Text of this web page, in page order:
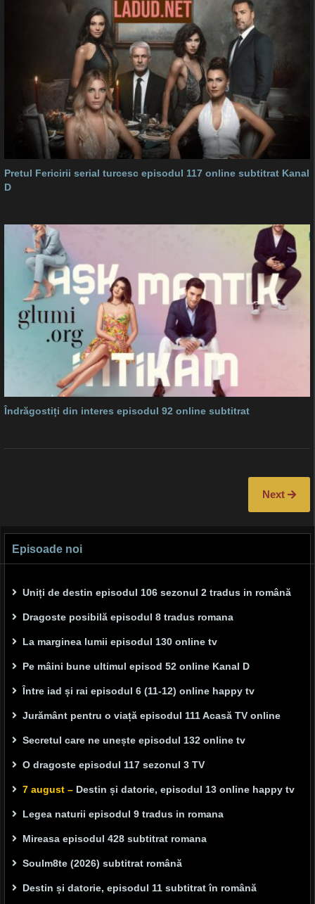
Pretul Fericirii serial turcesc episodul 117 online subtitrat Kanal
D
Îndrăgostiți din interes episodul 92 online subtitrat
Next
Episoade noi
Uniți de destin episodul 106 sezonul 2 tradus in română
Dragoste posibilă episodul 8 tradus romana
La marginea lumii episodul 130 online tv
Pe mâini bune ultimul episod 52 online Kanal D
Între iad și rai episodul 6 (11-12) online happy tv
Jurământ pentru o viață episodul 111 Acasă TV online
Secretul care ne unește episodul 132 online tv
O dragoste episodul 117 sezonul 3 TV
7 august – Destin și datorie, episodul 13 online happy tv
Legea naturii episodul 9 tradus in romana
Mireasa episodul 428 subtitrat romana
Soulm8te (2026) subtitrat română
Destin și datorie, episodul 11 subtitrat în română